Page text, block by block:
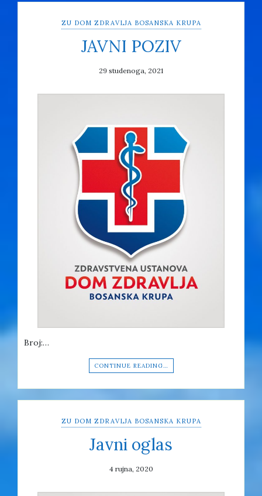
ZU DOM ZDRAVLJA BOSANSKA KRUPA
JAVNI POZIV
29 studenoga, 2021
Broj:…
CONTINUE READING…
ZU DOM ZDRAVLJA BOSANSKA KRUPA
Javni oglas
4 rujna, 2020